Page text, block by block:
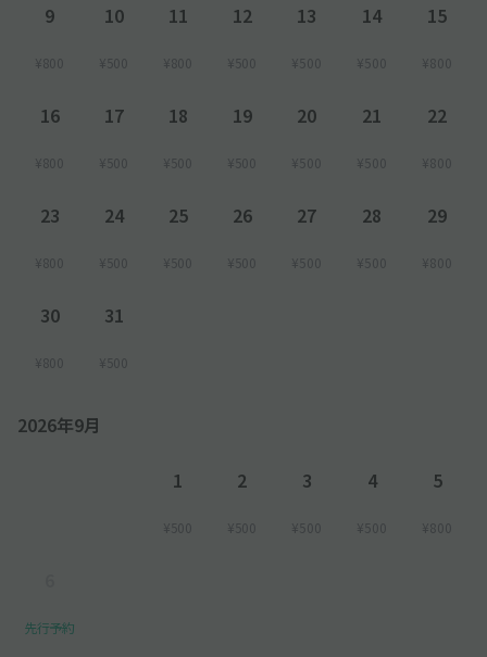
9
¥800
10
¥500
11
¥800
12
¥500
13
¥500
14
¥500
15
¥800
16
¥800
17
¥500
18
¥500
19
¥500
20
¥500
21
¥500
22
¥800
23
¥800
24
¥500
25
¥500
26
¥500
27
¥500
28
¥500
29
¥800
30
¥800
31
¥500
2026年9月
1
¥500
2
¥500
3
¥500
4
¥500
5
¥800
先行予約